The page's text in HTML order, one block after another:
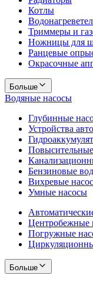
Котлы
Триммеры и
Ножницы для
Ранцевые
Окрасочные
Больше
Водяные насосы
Глубинные
Устройства
Бензиновые
Вихревые
Умные насосы
Центробежные
Погружные
Больше